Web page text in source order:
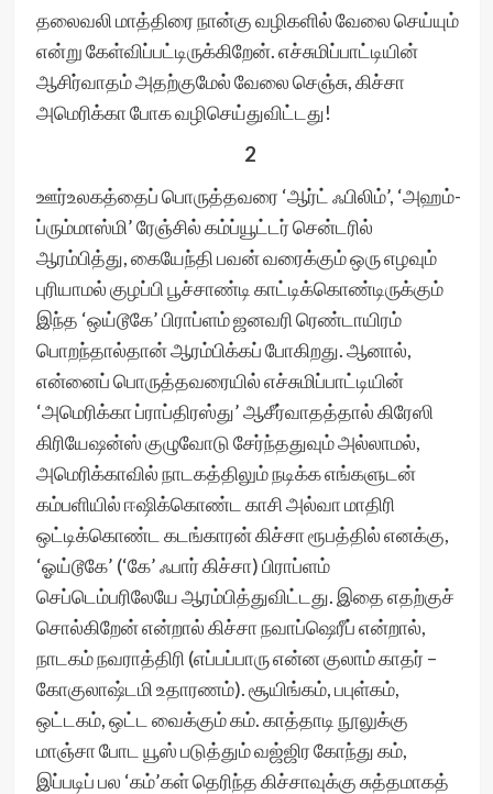
தலைவலி மாத்திரை நான்கு வழிகளில் வேலை செய்யும்
என்று கேள்விப்பட்டிருக்கிறேன். எச்சுமிப்பாட்டியின்
ஆசிர்வாதம் அதற்குமேல் வேலை செஞ்சு, கிச்சா
அமெரிக்கா போக வழிசெய்துவிட்டது!
2
ஊர்உலகத்தைப் பொருத்தவரை ‘ஆர்ட் ஃபிலிம்’, ‘அஹம்-
ப்ரும்மாஸ்மி’ ரேஞ்சில் கம்ப்யூட்டர் சென்டரில்
ஆரம்பித்து, கையேந்தி பவன் வரைக்கும் ஒரு எழவும்
புரியாமல் குழப்பி பூச்சாண்டி காட்டிக்கொண்டிருக்கும்
இந்த ‘ஒய்டூகே’ பிராப்ளம் ஜனவரி ரெண்டாயிரம்
பொறந்தால்தான் ஆரம்பிக்கப் போகிறது. ஆனால்,
என்னைப் பொருத்தவரையில் எச்சுமிப்பாட்டியின்
‘அமெரிக்கா ப்ராப்திரஸ்து’ ஆசீர்வாதத்தால் கிரேஸி
கிரியேஷன்ஸ் குழுவோடு சேர்ந்ததுவும் அல்லாமல்,
அமெரிக்காவில் நாடகத்திலும் நடிக்க எங்களுடன்
கம்பளியில் ஈஷிக்கொண்ட காசி அல்வா மாதிரி
ஒட்டிக்கொண்ட கடங்காரன் கிச்சா ரூபத்தில் எனக்கு,
‘ஓய்டூகே’ (‘கே’ ஃபார் கிச்சா) பிராப்ளம்
செப்டெம்பரிலேயே ஆரம்பித்துவிட்டது. இதை எதற்குச்
சொல்கிறேன் என்றால் கிச்சா நவாப்ஷெரீப் என்றால்,
நாடகம் நவராத்திரி (எப்பப்பாரு என்ன குலாம் காதர் –
கோகுலாஷ்டமி உதாரணம்). சூயிங்கம், பபுள்கம்,
ஒட்டகம், ஒட்ட வைக்கும் கம். காத்தாடி நூலுக்கு
மாஞ்சா போட யூஸ் படுத்தும் வஜ்ஜிர கோந்து கம்,
இப்படிப் பல ‘கம்’கள் தெரிந்த கிச்சாவுக்கு சுத்தமாகத்